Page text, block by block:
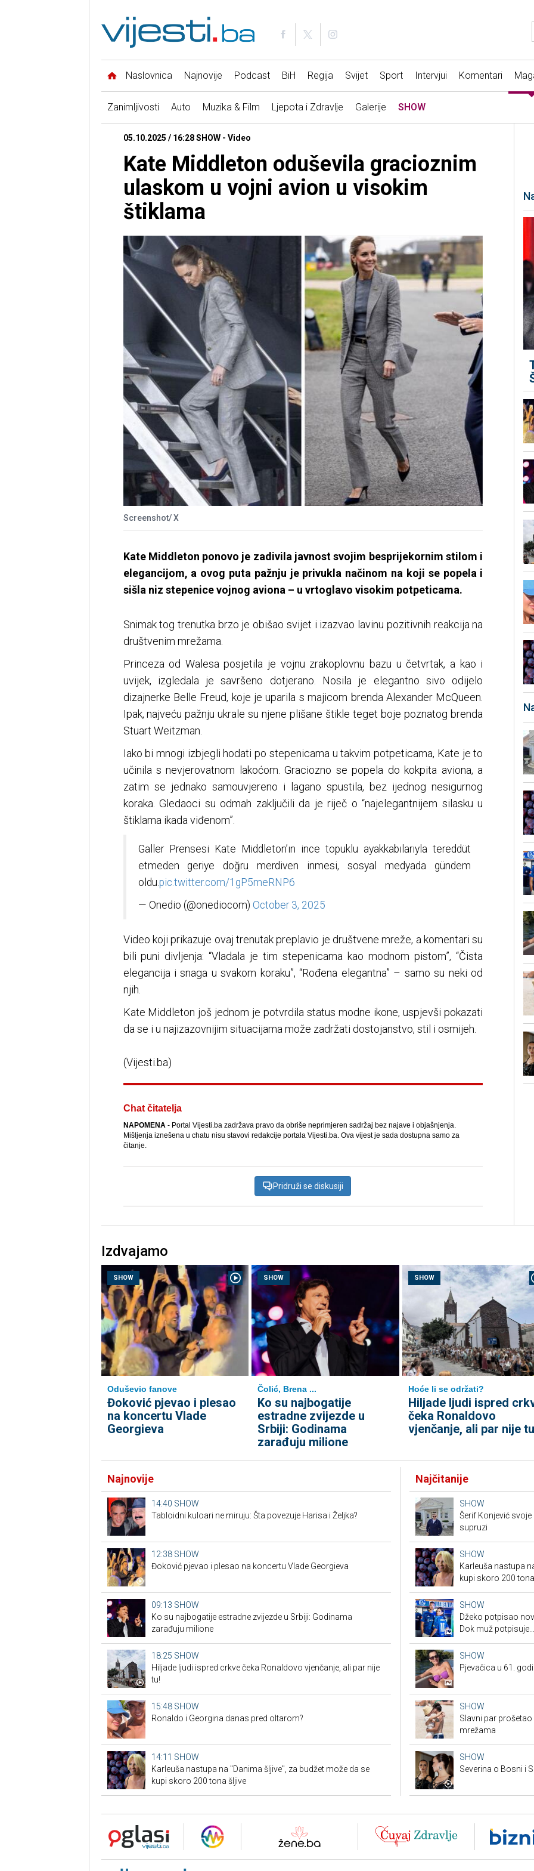
Naslovnica Najnovije Podcast BiH Regija Svijet Sport Intervjui Komentari
Zanimljivosti Auto Muzika & Film Ljepota i Zdravlje Galerije SHOW
05.10.2025 / 16:28 SHOW - Video
Kate Middleton oduševila gracioznim
ulaskom u vojni avion u visokim
štiklama
Screenshot/ X
Kate Middleton ponovo je zadivila javnost svojim besprijekornim stilom i
elegancijom, a ovog puta pažnju je privukla načinom na koji se popela i
sišla niz stepenice vojnog aviona – u vrtoglavo visokim potpeticama.
Snimak tog trenutka brzo je obišao svijet i izazvao lavinu pozitivnih reakcija na
društvenim mrežama.
Princeza od Walesa posjetila je vojnu zrakoplovnu bazu u četvrtak, a kao i
uvijek, izgledala je savršeno dotjerano. Nosila je elegantno sivo odijelo
dizajnerke Belle Freud, koje je uparila s majicom brenda Alexander McQueen.
Ipak, najveću pažnju ukrale su njene plišane štikle teget boje poznatog brenda
Stuart Weitzman.
Iako bi mnogi izbjegli hodati po stepenicama u takvim potpeticama, Kate je to
učinila s nevjerovatnom lakoćom. Graciozno se popela do kokpita aviona, a
zatim se jednako samouvjereno i lagano spustila, bez ijednog nesigurnog
koraka. Gledaoci su odmah zaključili da je riječ o “najelegantnijem silasku u
štiklama ikada viđenom”.
Galler Prensesi Kate Middleton’ın ince topuklu ayakkabılarıyla tereddüt
etmeden geriye doğru merdiven inmesi, sosyal medyada gündem
oldu.pic.twitter.com/1gP5meRNP6
— Onedio (@onediocom) October 3, 2025
Video koji prikazuje ovaj trenutak preplavio je društvene mreže, a komentari su
bili puni divljenja: “Vladala je tim stepenicama kao modnom pistom”, “Čista
elegancija i snaga u svakom koraku”, “Rođena elegantna” – samo su neki od
njih.
Kate Middleton još jednom je potvrdila status modne ikone, uspjevši pokazati
da se i u najizazovnijim situacijama može zadržati dostojanstvo, stil i osmijeh.
(Vijesti.ba)
Chat čitatelja
NAPOMENA- Portal Vijesti.ba zadržava pravo da obriše neprimjeren sadržaj bez najave i objašnjenja.
Mišljenja iznešena u chatu nisu stavovi redakcije portala Vijesti.ba. Ova vijest je sada dostupna samo za
čitanje.
Pridruži se diskusiji
Izdvajamo
SHOW
Oduševio fanove
Đoković pjevao i plesao
na koncertu Vlade
Georgieva
SHOW
Čolić, Brena ...
Ko su najbogatije
estradne zvijezde u
Srbiji: Godinama
zarađuju milione
SHOW
Hoće li se održati?
Hiljade ljudi ispred
čeka Ronaldovo
vjenčanje, ali par nije
Najnovije
14:40 SHOW
Tabloidni kuloari ne miruju: Šta povezuje Harisa i Željka?
12:38 SHOW
Đoković pjevao i plesao na koncertu Vlade Georgieva
09:13 SHOW
Ko su najbogatije estradne zvijezde u Srbiji: Godinama
zarađuju milione
18:25 SHOW
Hiljade ljudi ispred crkve čeka Ronaldovo vjenčanje, ali par nije
tu!
15:48 SHOW
Ronaldo i Georgina danas pred oltarom?
14:11 SHOW
Karleuša nastupa na "Danima šljive", za budžet može da se
kupi skoro 200 tona šljive
Najčitanije
SHOW
Šerif Konjević
supruzi
SHOW
Karleuša nastupa
kupi skoro 200
SHOW
Džeko potpisao
Dok muž potpisuje...
SHOW
Pjevačica u 61.
SHOW
Slavni par
mrežama
SHOW
Severina o Bosni i